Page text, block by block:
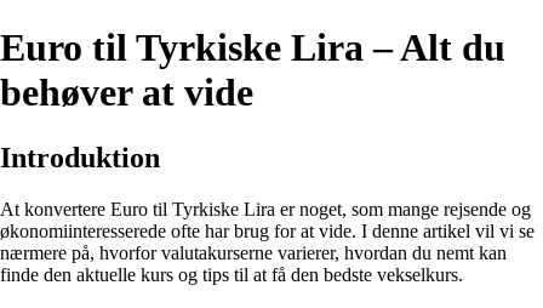
Euro til Tyrkiske Lira – Alt du
behøver at vide
Introduktion
At konvertere Euro til Tyrkiske Lira er noget, som mange rejsende og
økonomiinteresserede ofte har brug for at vide. I denne artikel vil vi se
nærmere på, hvorfor valutakurserne varierer, hvordan du nemt kan
finde den aktuelle kurs og tips til at få den bedste vekselkurs.